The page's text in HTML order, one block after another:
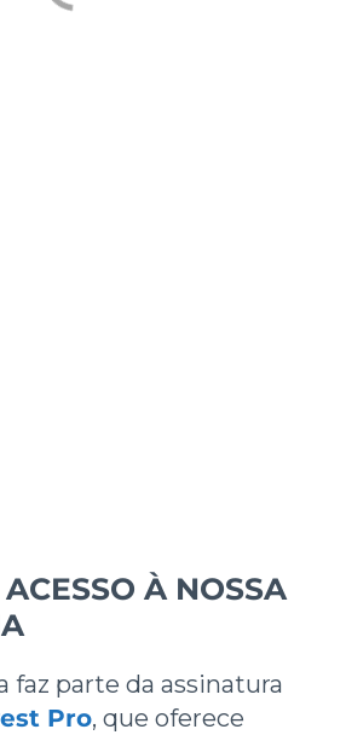
À NOSSA
faz parte da assinatura
Pro, que oferece